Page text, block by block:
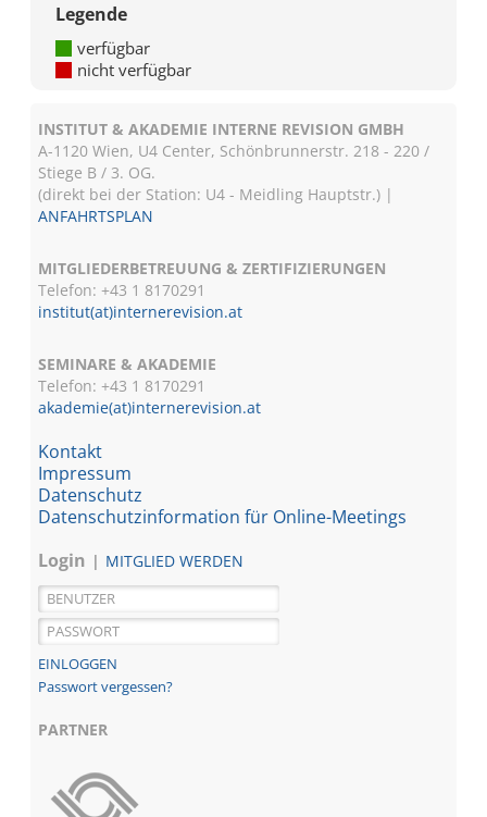
Legende
verfügbar
nicht verfügbar
INSTITUT & AKADEMIE INTERNE REVISION GMBH
A-1120 Wien, U4 Center, Schönbrunnerstr. 218 - 220 /
Stiege B / 3. OG.
(direkt bei der Station: U4 - Meidling Hauptstr.) |
ANFAHRTSPLAN
MITGLIEDERBETREUUNG & ZERTIFIZIERUNGEN
Telefon: +43 1 8170291
institut(at)internerevision.at
SEMINARE & AKADEMIE
Telefon: +43 18170291
akademie(at)internerevision.at
Kontakt
Impressum
Datenschutz
Datenschutzinformation für Online-Meetings
Login
MITGLIED WERDEN
Passwort vergessen?
PARTNER